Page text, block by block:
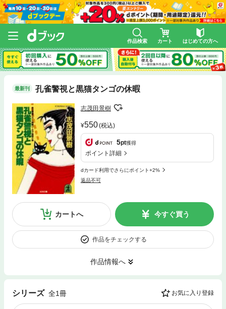
作品検索 カート はじめての方へ
最新刊 孔雀警視と黒猫タンゴの休暇
志茂田景樹
550(税込)
5pt獲得
ポイント詳細
dカード利用でさらにポイント+2%
返品不可
カートへ 今すぐ買う
作品をチェックする
作品情報へ
シリーズ 全1冊 お気に入り登録